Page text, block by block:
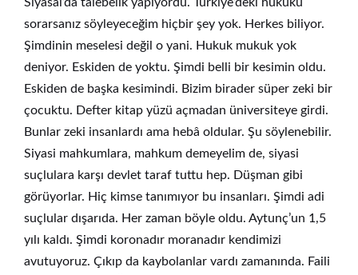
sorarsanız söyleyeceğim hiçbir şey yok. Herkes biliyor.
Şimdinin meselesi değil o yani. Hukuk mukuk yok
deniyor. Eskiden de yoktu. Şimdi belli bir kesimin oldu.
Eskiden de başka kesimindi. Bizim birader süper zeki bir
çocuktu. Defter kitap yüzü açmadan üniversiteye girdi.
Bunlar zeki insanlardı ama hebâ oldular. Şu söylenebilir.
Siyasi mahkumlara, mahkum demeyelim de, siyasi
suçlulara karşı devlet taraf tuttu hep. Düşman gibi
görüyorlar. Hiç kimse tanımıyor bu insanları. Şimdi adi
suçlular dışarıda. Her zaman böyle oldu. Aytunç’un 1,5
yılı kaldı. Şimdi koronadır moranadır kendimizi
avutuyoruz. Çıkıp da kaybolanlar vardı zamanında. Faili